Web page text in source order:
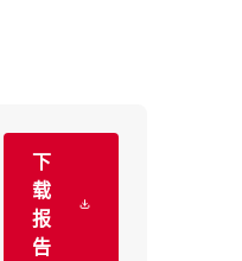
下
载
报
告